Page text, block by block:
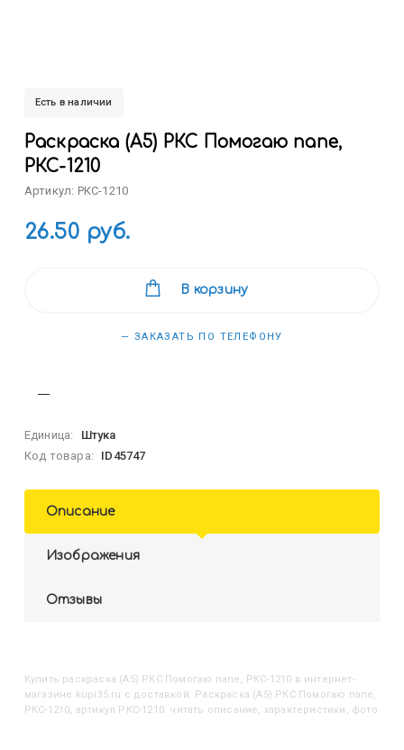
Есть в наличии
Раскраска (А5) РКС Помогаю папе,
РКС-1210
Артикул: РКС-1210
26.50 руб.
В корзину
— ЗАКАЗАТЬ ПО ТЕЛЕФОНУ
Единица:
Штука
Код товара:
ID45747
Описание
Изображения
Отзывы
Купить Раскраска (А5) РКС Помогаю папе, РКС-1210 в интернет-
магазине kupi35.ru с доставкой. Раскраска (А5) РКС Помогаю папе,
РКС-1210, артикул РКС-1210: читать описание, характеристики, фото